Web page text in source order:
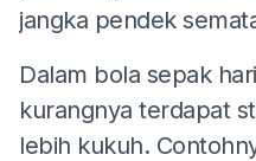
jangka pendek
Dalam bola sepak
kurangnya terdapat
lebih kukuh.